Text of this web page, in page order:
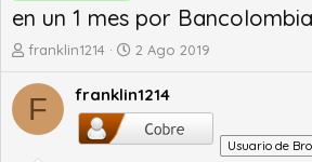
en un 1 mes por
A
t
o
r
franklin1214
F
c
h
2 Ago 2019
F franklin1214
Usuario de